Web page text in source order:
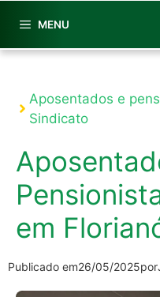
MENU
Aposentados e
Sindicato
em
Publicado em26/05/2025por